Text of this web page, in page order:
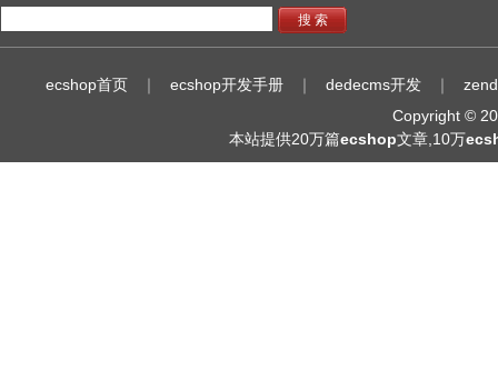
搜 索
ecshop首页 ｜ ecshop开发手册 ｜ dedecms开发 ｜
Copyright ©
本站提供20万篇ecshop文章,10万